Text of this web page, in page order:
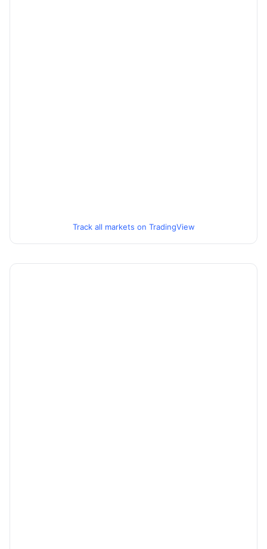
Track all markets on TradingView